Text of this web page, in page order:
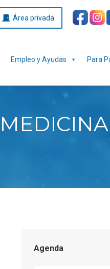
Área privada
Empleo y Ayudas Para
Agenda